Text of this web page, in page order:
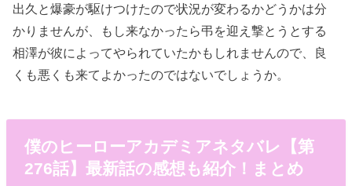
出久と爆豪が駆けつけたので状況が変わるかどうかは分
かりませんが、もし来なかったら弔を迎え撃とうとする
相澤が彼によってやられていたかもしれませんので、良
くも悪くも来てよかったのではないでしょうか。
僕のヒーローアカデミアネタバレ【第
276話】最新話の感想も紹介！まとめ